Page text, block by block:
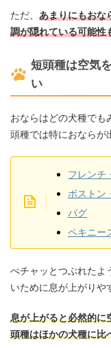
ただ、 あまりにもおな
調が隠れている可能性
短頭種は空気
い
おならはどの犬種でも
頭種では特におならが
フレンチ
ボストン
パグ
ペキニー
ぺチャッとつぶれたよ
いために息が上がりや
息が上がると必然的に
頭種はほかの犬種に比